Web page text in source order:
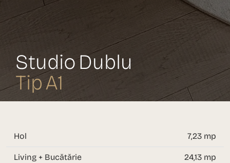
Studio Dublu
Tip A1
Hol 7,23 mp
Living + Bucătărie 24,13 mp